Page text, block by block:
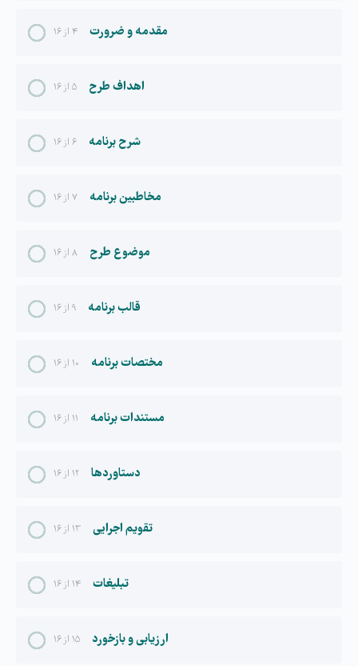
۴ از ۱۶ مقدمه و ضرورت
۵ از ۱۶ اهداف طرح
۶ از ۱۶ شرح برنامه
۷ از ۱۶ مخاطبین برنامه
۸ از ۱۶ موضوع طرح
۹ از ۱۶ قالب برنامه
۱۰ از ۱۶ مختصات برنامه
۱۱ از ۱۶ مستندات برنامه
۱۲ از ۱۶ دستاوردها
۱۳ از ۱۶ تقویم اجرایی
۱۴ از ۱۶ تبلیغات
۱۵ از ۱۶ ارزیابی و بازخورد